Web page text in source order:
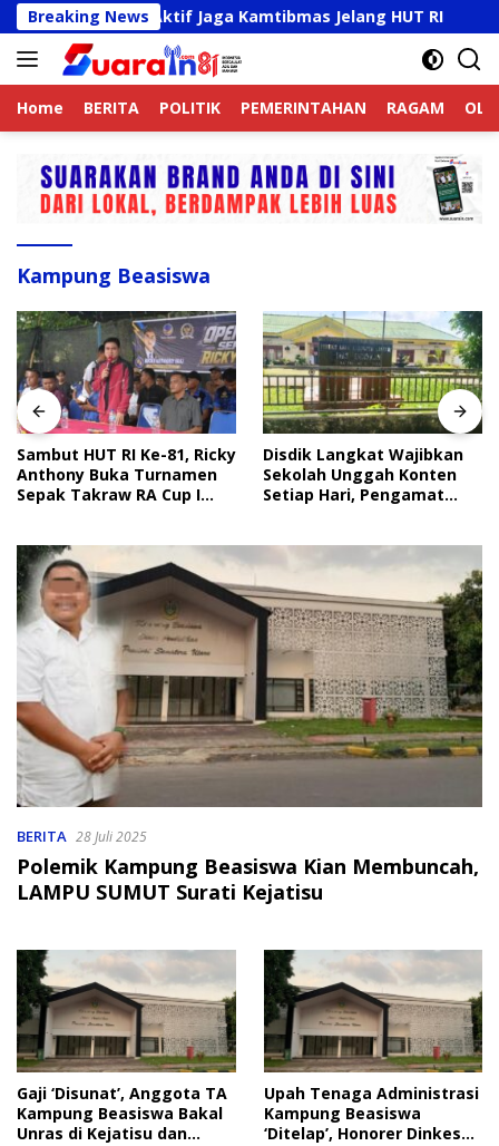
Langsung
ke
konten
Breaking News
Online Aktif Jaga Kamtibmas Jelang HUT RI
Home BERITA POLITIK PEMERINTAHAN RAGAM
Kampung Beasiswa
Sambut HUT RI Ke-81, Ricky
Anthony Buka Turnamen
Sepak Takraw RA Cup I
Disdik Langkat Wajibkan
Sekolah Unggah Konten
Setiap Hari, Pengamat
BERITA 28 Juli 2025
Polemik Kampung Beasiswa Kian Membuncah,
LAMPU SUMUT Surati Kejatisu
Gaji ‘Disunat’, Anggota TA
Kampung Beasiswa Bakal
Unras di Kejatisu dan
Upah Tenaga Administrasi
Kampung Beasiswa
‘Ditelap’, Honorer Dinkes